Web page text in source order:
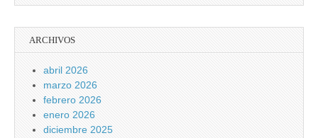
ARCHIVOS
abril 2026
marzo 2026
febrero 2026
enero 2026
diciembre 2025